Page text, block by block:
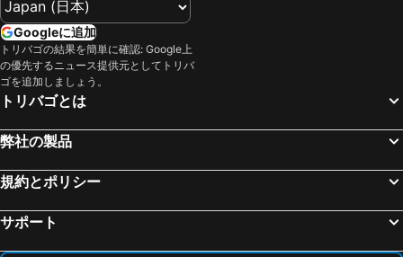
都市センターホテル
東京シティービューホテル
ホテルイルフィオーレ葛西
ヴィアイン品川大井町
フォーストーリーズホテル舞浜東京ベイ
CVS・BAY HOTEL
東横イン新宿御苑前駅3番出口
シティ ホテル N.U.T.S.
アパホテル〈新宿御苑前〉
みなとみらい駅
東京ビッグサイト
海浜幕張駅
東京ドームシティ
新橋駅
幕張駅
静岡駅
浜松町駅
成田国際空港
Googleに追加
トリバゴの結果を簡単に確認: Google上
の優先するニュース提供元としてトリバ
ゴを追加しましょう。
トリバゴとは
弊社の製品
規約とポリシー
サポート